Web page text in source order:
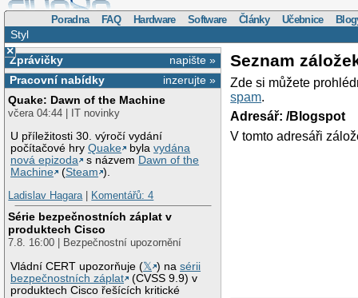
Poradna FAQ Hardware Software Články Učebnice
Styl
×
napište »
Zprávičky
inzerujte »
Pracovní nabídky
Quake: Dawn of the Machine
včera 04:44 | IT novinky
U příležitosti 30. výročí vydání
počítačové hryQuake bylavydána
nová epizoda
s názvem Dawn of the
Machine
(Steam ).
Ladislav Hagara| Komentářů: 4
Série bezpečnostních záplat v
produktech Cisco
7.8. 16:00 | Bezpečnostní upozornění
Vládní CERT upozorňuje (𝕏 ) nasérii
bezpečnostních záplat
(CVSS 9.9) v
produktech Cisco řešících kritické
Seznam
Zde si můžete
spam.
Adresář: /Blogspot
V tomto adresáři